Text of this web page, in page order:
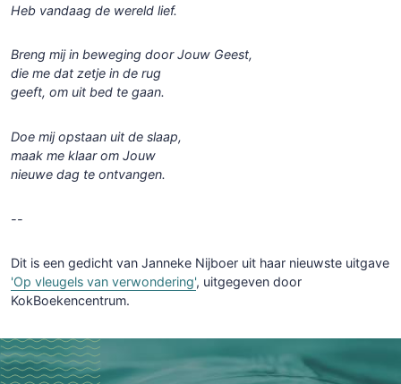
Heb vandaag de wereld lief.
Breng mij in beweging door Jouw Geest,
die me dat zetje in de rug
geeft, om uit bed te gaan.
Doe mij opstaan uit de slaap,
maak me klaar om Jouw
nieuwe dag te ontvangen.
--
Dit is een gedicht van Janneke Nijboer uit haar nieuwste uitgave
'Op vleugels van verwondering', uitgegeven door
KokBoekencentrum.